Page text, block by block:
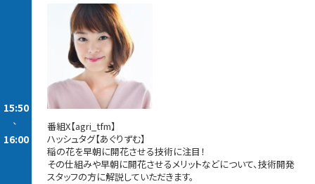
15:50
-
16:00
番組X【agri_tfm】
ハッシュタグ【あぐりずむ】
稲の花を早朝に開花させる技術に注目！
その仕組みや早朝に開花させるメリットなどについて、技術開発
スタッフの方に解説していただきます。